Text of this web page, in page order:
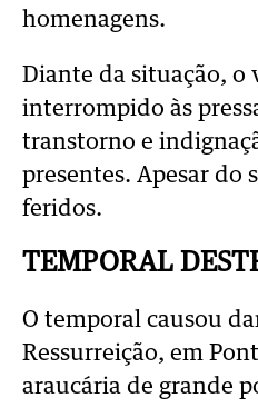
homenagens.
Diante da situação, o
interrompido às
transtorno e
presentes. Apesar do
feridos.
TEMPORAL
O temporal causou
Ressurreição, em
araucária de grande